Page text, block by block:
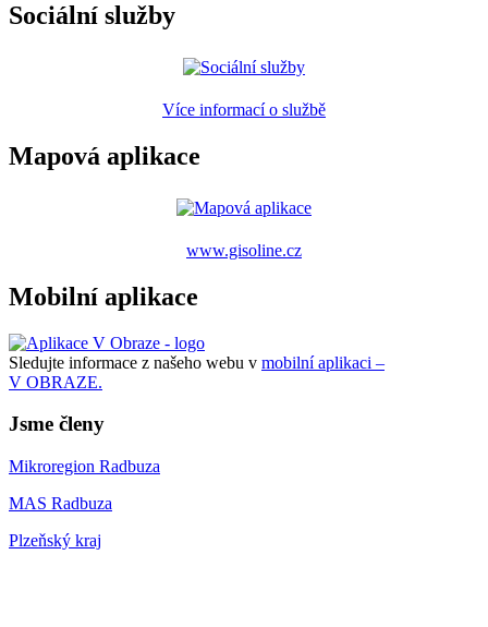
Sociální služby
Více informací o službě
Mapová aplikace
www.gisoline.cz
Mobilní aplikace
Sledujte informace z našeho webu v mobilní aplikaci –
V OBRAZE.
Jsme členy
Mikroregion Radbuza
MAS Radbuza
Plzeňský kraj